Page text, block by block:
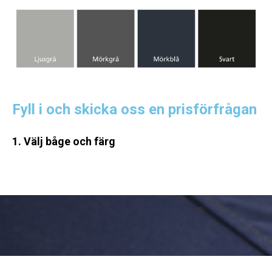
Fyll i och skicka oss en prisförfrågan
1. Välj båge och färg